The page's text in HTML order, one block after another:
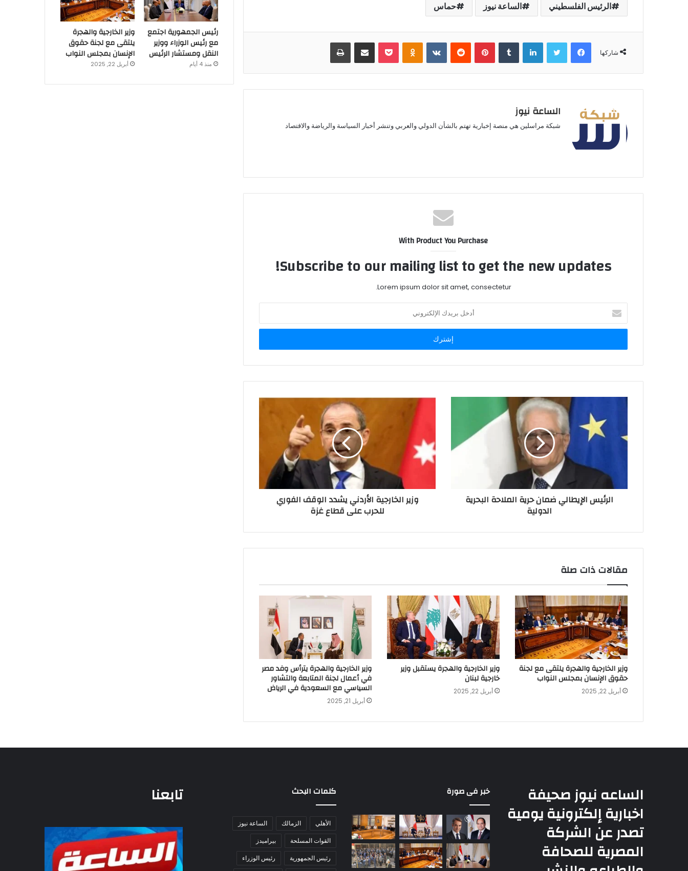
الرئيس الفلسطيني الساعة نيوز حماس
شاركها
فيسبوكتويتر لينكدإن بينتيريست Odnoklassniki
بوكيت مشاركة عبر البريد طباعة
الساعة نيوز
شبكة مراسلين هي منصة إخبارية تهتم بالشأن الدولي والعربي وتنشر أخبار السياسة والرياضة والاقتصاد
With Product You Purchase
Subscribe to our mailing list to get the new updates!
Lorem ipsum dolor sit amet, consectetur.
أدخل
بريدك
الإلكتروني
الرئيس الإيطالي ضمان حرية الملاحة البحرية
الدولية
وزير الخارجية الأردني يشدد الوقف الفوري
للحرب على قطاع غزة
مقالات ذات صلة
وزير الخارجية والهجرة يلتقى مع لجنة
حقوق الإنسان بمجلس النواب
أبريل 22, 2025
وزير الخارجية والهجرة يستقبل وزير
خارجية لبنان
أبريل 22, 2025
وزير الخارجية والهجرة يترأس وفد مصر
في أعمال لجنة المتابعة والتشاور
السياسي مع السعودية في الرياض
أبريل 21, 2025
رئيس الجمهورية اجتمع
مع رئيس الوزراء ووزير
النقل ومستشار الرئيس
منذ 4 أيام
وزير الخارجية والهجرة
يلتقى مع لجنة حقوق
الإنسان بمجلس النواب
أبريل 22, 2025
الساعه نيوز صحيفة
اخبارية إلكترونية يومية
تصدر عن الشركة
المصرية للصحافة
خبر فى صورة كلمات البحث
الأهلي الزمالك
الساعة نيوز
القوات المسلحة
بيراميدز
رئيس الجمهورية
رئيس الوزراء
تابعنا